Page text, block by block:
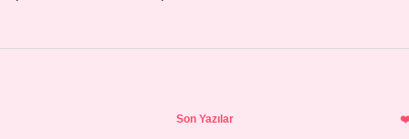
Son Yazılar